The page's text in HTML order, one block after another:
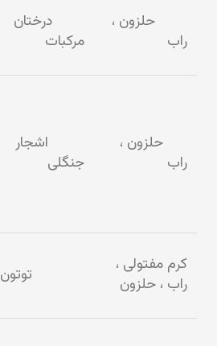
حلزون ،
راب
درختان
مرکبات
حلزون ،
راب
اشجار
جنگلی
کرم مفتولی ،
راب ، حلزون
توتون